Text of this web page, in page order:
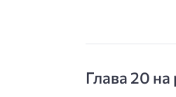
Глава 20